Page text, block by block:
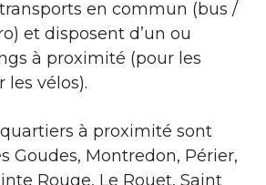
en commun (bus /
et disposent d’un ou
à proximité (pour les
les vélos).
à proximité sont
Goudes, Montredon, Périer,
Rouge, Le Rouet, Saint